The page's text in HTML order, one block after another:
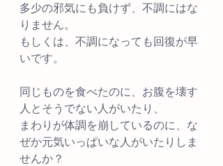
多少の邪気にも負けず、不調にはな
りません。
もしくは、不調になっても回復が早
いです。
同じものを食べたのに、お腹を壊す
人とそうでない人がいたり、
まわりが体調を崩しているのに、な
ぜか元気いっぱいな人がいたりしま
せんか？